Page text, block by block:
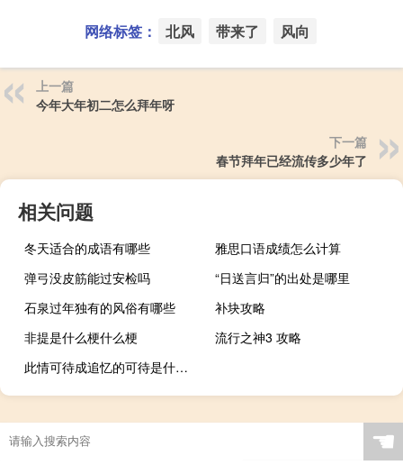
网络标签： 北风 带来了 风向
上一篇
今年大年初二怎么拜年呀
下一篇
春节拜年已经流传多少年了
相关问题
冬天适合的成语有哪些
雅思口语成绩怎么计算
弹弓没皮筋能过安检吗
“日送言归”的出处是哪里
石泉过年独有的风俗有哪些
补块攻略
非提是什么梗什么梗
流行之神3 攻略
此情可待成追忆的可待是什么意思
☚